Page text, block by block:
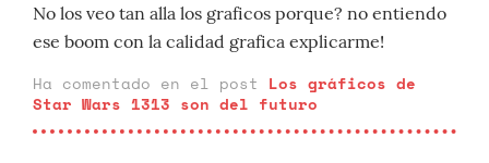
No los veo tan alla los graficos porque? no entiendo
ese boom con la calidad grafica explicarme!
Ha comentado en el post Los gráficos de
Star Wars 1313 son del futuro